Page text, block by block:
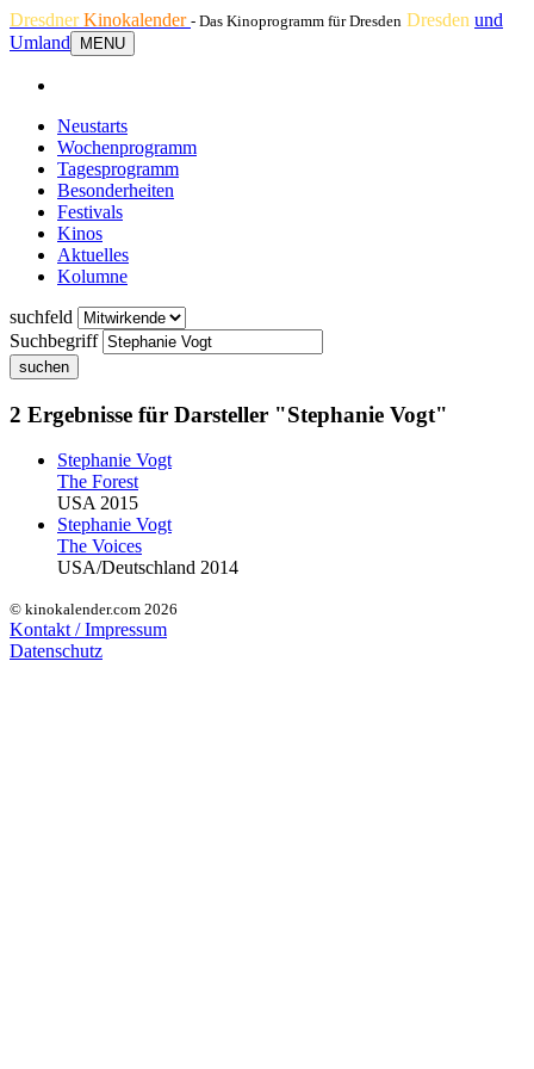
DresdnerKinokalender - Das Kinoprogramm für Dresden Dresden und
Umland
MENU
Neustarts
Wochenprogramm
Tagesprogramm
Besonderheiten
Festivals
Kinos
Aktuelles
Kolumne
suchfeld
Suchbegriff
suchen
2 Ergebnisse für Darsteller "Stephanie Vogt"
Stephanie Vogt
The Forest
USA 2015
Stephanie Vogt
The Voices
USA/Deutschland 2014
© kinokalender.com 2026
Kontakt / Impressum
Datenschutz